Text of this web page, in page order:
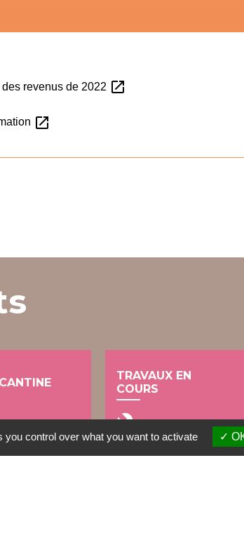
revenus de 2022 open_in_new
open_in_new
TRAVAUX EN
COURS
build
control over what you want to activate